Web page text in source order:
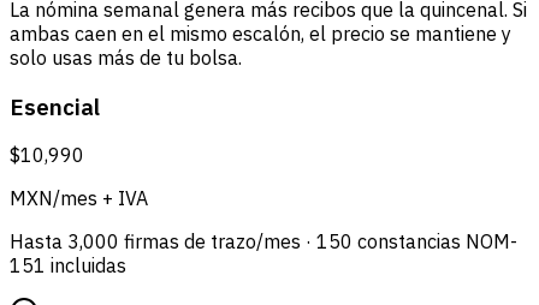
La nómina semanal genera más recibos que la quincenal. Si
ambas caen en el mismo escalón, el precio se mantiene y
solo usas más de tu bolsa.
Esencial
$10,990
MXN/mes + IVA
Hasta 3,000 firmas de trazo/mes · 150 constancias NOM-
151 incluidas